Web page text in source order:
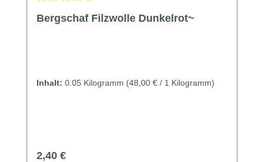
Bergschaf Filzwolle Dunkelrot~
Inhalt: 0.05 Kilogramm (48,00 € / 1 Kilogramm)
Regulärer Preis:
2,40 €